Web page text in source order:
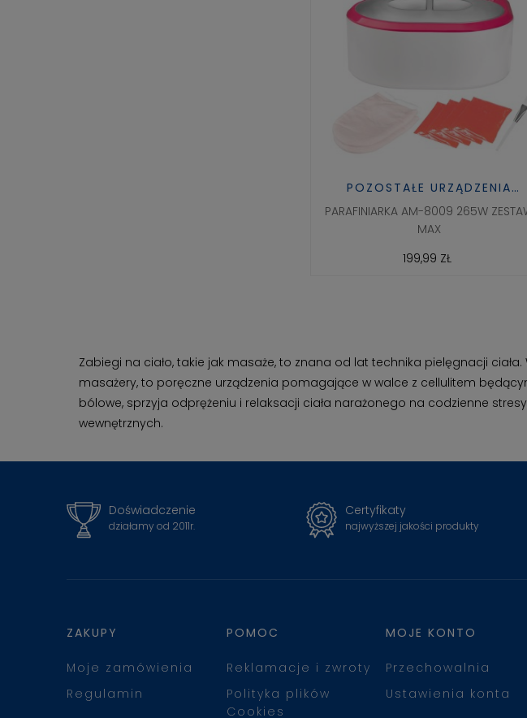
POZOSTAŁE URZĄDZENIA
KOSMETYCZNE
PARAFINIARKA AM-8009 265W
MAX
199,99 ZŁ
Zabiegi na ciało, takie jak masaże, to znana od lat technika pielęgnacji
masażery, to poręczne urządzenia pomagające w walce z cellulitem
bólowe, sprzyja odprężeniu i relaksacji ciała narażonego na codzienne
wewnętrznych.
Doświadczenie
działamy od 2011r.
Certyfikaty
najwyższej jakości produkty
ZAKUPY
Moje zamówienia
Regulamin
POMOC
Reklamacje i zwroty
Polityka plików
Cookies
MOJE KONTO
Przechowalnia
Ustawienia konta